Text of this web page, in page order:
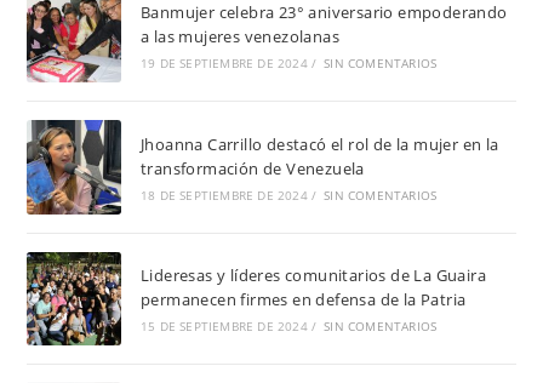
Banmujer celebra 23° aniversario empoderando
a las mujeres venezolanas
19 DE SEPTIEMBRE DE 2024 / SIN COMENTARIOS
Jhoanna Carrillo destacó el rol de la mujer en la
transformación de Venezuela
18 DE SEPTIEMBRE DE 2024 / SIN COMENTARIOS
Lideresas y líderes comunitarios de La Guaira
permanecen firmes en defensa de la Patria
15 DE SEPTIEMBRE DE 2024 / SIN COMENTARIOS